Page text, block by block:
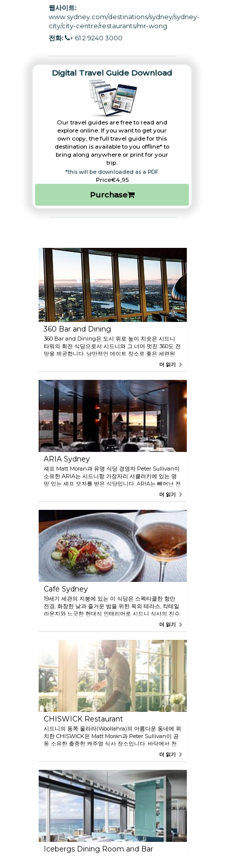
웹사이트:
www.sydney.com/destinations/sydney/sydney-
city/city-centre/restaurants/mr-wong
전화:
+ 61 2 9240 3000
Digital Travel Guide Download
Our travel guides are free to read and
explore online. If you want to get your
own copy, the full travel guide for this
destination is available to you offline* to
bring along anywhere or print for your
trip.​
*this will be downloaded as a PDF.
Price€4,95
Purchase
360 Bar and Dining
360 Bar and Dining은 도시 위로 높이 치솟은 시드니
타워의 회전 식당으로서 시드니와 그 너머 멋진 360도 전
망을 제공합니다. 낭만적인 데이트 장소로 좋은 세련된
레스토랑의 메뉴는 현대 호주 요리로 구성되어 있습니다.
더 읽기
ARIA Sydney
셰프 Matt Moran과 유명 식당 경영자 Peter Sullivan이
소유한 ARIA는 시드니항 가장자리 서큘러키에 있는 명
망 있는 셰프 모자를 받은 식당입니다. ARIA는 빼어난 전
망, 수상에 빛나는 메뉴와 다양한 와인 리스트를 갖춘 우
아한 식당방에서 유례 없는 식사 경험을 제공합니다.
더 읽기
Café Sydney
19세기 세관의 지붕에 있는 이 식당은 스펙타클한 항만
전경, 화창한 낮과 즐거운 밤을 위한 옥외 테라스, 칵테일
라운지와 느긋한 현대식 인테리어로 시드니 식사의 진수
를 포착합니다. 메뉴는 신선한 제철 농산물과 전문 해산
더 읽기
CHISWICK Restaurant
시드니의 동쪽 울라라(Woollahra)의 아름다운 동네에 위
치한 CHISWICK은 Matt Moran과 Peter Sullivan이 공
동 소유한 출중한 캐주얼 식사 장소입니다. 바닥에서 천
정까지의 멋진 프랑스식 창문과 셰프들이 바깥의 주방 정
원에서 바로 채취한 신선한 농산물로 요리를 준비하는 개
더 읽기
Icebergs Dining Room and Bar